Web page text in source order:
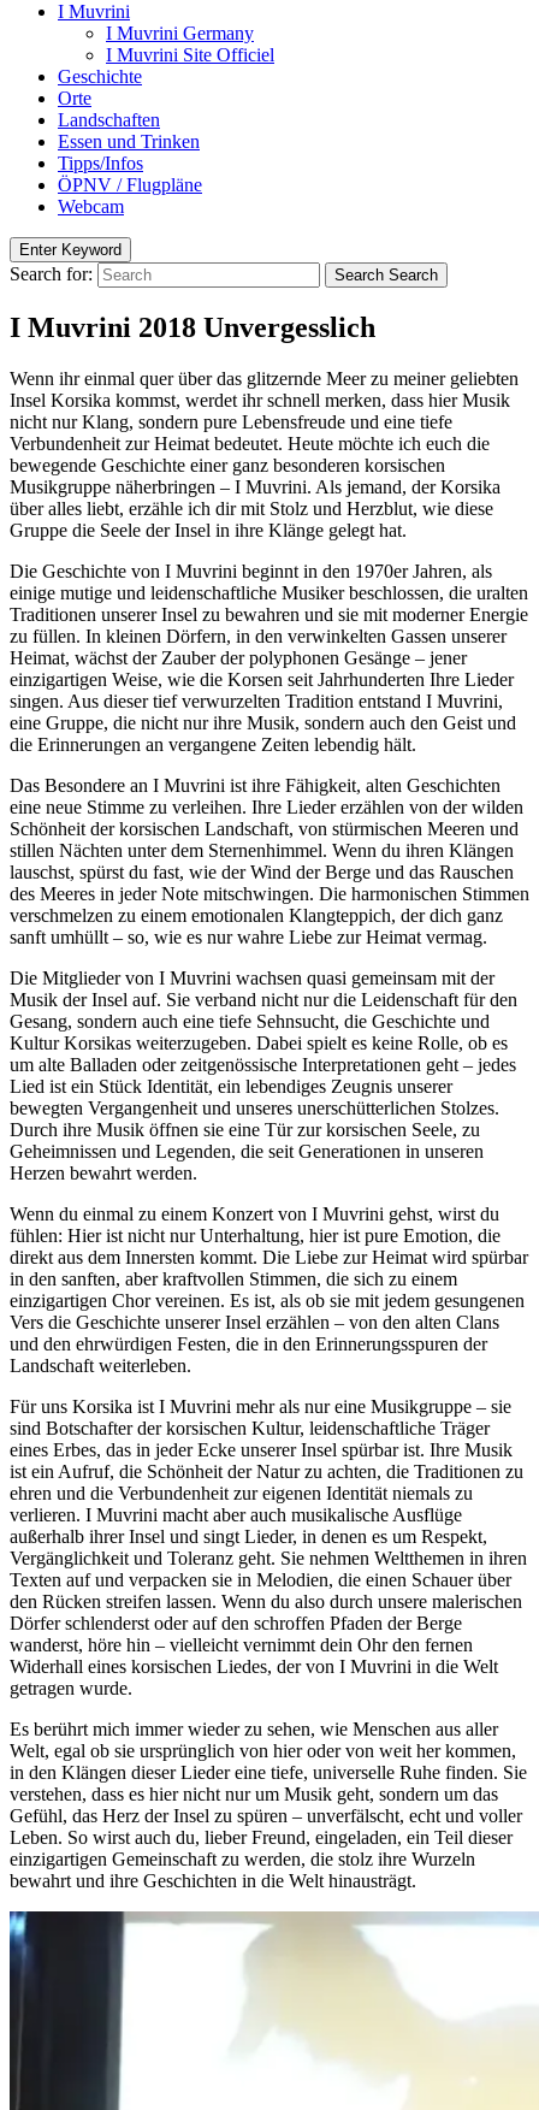
I Muvrini
I Muvrini Germany
I Muvrini Site Officiel
Geschichte
Orte
Landschaften
Essen und Trinken
Tipps/Infos
ÖPNV / Flugpläne
Webcam
Enter Keyword
Search for: Search Search
I Muvrini 2018 Unvergesslich
Wenn ihr einmal quer über das glitzernde Meer zu meiner geliebten
Insel Korsika kommst, werdet ihr schnell merken, dass hier Musik
nicht nur Klang, sondern pure Lebensfreude und eine tiefe
Verbundenheit zur Heimat bedeutet. Heute möchte ich euch die
bewegende Geschichte einer ganz besonderen korsischen
Musikgruppe näherbringen – I Muvrini. Als jemand, der Korsika
über alles liebt, erzähle ich dir mit Stolz und Herzblut, wie diese
Gruppe die Seele der Insel in ihre Klänge gelegt hat.
Die Geschichte von I Muvrini beginnt in den 1970er Jahren, als
einige mutige und leidenschaftliche Musiker beschlossen, die uralten
Traditionen unserer Insel zu bewahren und sie mit moderner Energie
zu füllen. In kleinen Dörfern, in den verwinkelten Gassen unserer
Heimat, wächst der Zauber der polyphonen Gesänge – jener
einzigartigen Weise, wie die Korsen seit Jahrhunderten Ihre Lieder
singen. Aus dieser tief verwurzelten Tradition entstand I Muvrini,
eine Gruppe, die nicht nur ihre Musik, sondern auch den Geist und
die Erinnerungen an vergangene Zeiten lebendig hält.
Das Besondere an I Muvrini ist ihre Fähigkeit, alten Geschichten
eine neue Stimme zu verleihen. Ihre Lieder erzählen von der wilden
Schönheit der korsischen Landschaft, von stürmischen Meeren und
stillen Nächten unter dem Sternenhimmel. Wenn du ihren Klängen
lauschst, spürst du fast, wie der Wind der Berge und das Rauschen
des Meeres in jeder Note mitschwingen. Die harmonischen Stimmen
verschmelzen zu einem emotionalen Klangteppich, der dich ganz
sanft umhüllt – so, wie es nur wahre Liebe zur Heimat vermag.
Die Mitglieder von I Muvrini wachsen quasi gemeinsam mit der
Musik der Insel auf. Sie verband nicht nur die Leidenschaft für den
Gesang, sondern auch eine tiefe Sehnsucht, die Geschichte und
Kultur Korsikas weiterzugeben. Dabei spielt es keine Rolle, ob es
um alte Balladen oder zeitgenössische Interpretationen geht – jedes
Lied ist ein Stück Identität, ein lebendiges Zeugnis unserer
bewegten Vergangenheit und unseres unerschütterlichen Stolzes.
Durch ihre Musik öffnen sie eine Tür zur korsischen Seele, zu
Geheimnissen und Legenden, die seit Generationen in unseren
Herzen bewahrt werden.
Wenn du einmal zu einem Konzert von I Muvrini gehst, wirst du
fühlen: Hier ist nicht nur Unterhaltung, hier ist pure Emotion, die
direkt aus dem Innersten kommt. Die Liebe zur Heimat wird spürbar
in den sanften, aber kraftvollen Stimmen, die sich zu einem
einzigartigen Chor vereinen. Es ist, als ob sie mit jedem gesungenen
Vers die Geschichte unserer Insel erzählen – von den alten Clans
und den ehrwürdigen Festen, die in den Erinnerungsspuren der
Landschaft weiterleben.
Für uns Korsika ist I Muvrini mehr als nur eine Musikgruppe – sie
sind Botschafter der korsischen Kultur, leidenschaftliche Träger
eines Erbes, das in jeder Ecke unserer Insel spürbar ist. Ihre Musik
ist ein Aufruf, die Schönheit der Natur zu achten, die Traditionen zu
ehren und die Verbundenheit zur eigenen Identität niemals zu
verlieren. I Muvrini macht aber auch musikalische Ausflüge
außerhalb ihrer Insel und singt Lieder, in denen es um Respekt,
Vergänglichkeit und Toleranz geht. Sie nehmen Weltthemen in ihren
Texten auf und verpacken sie in Melodien, die einen Schauer über
den Rücken streifen lassen. Wenn du also durch unsere malerischen
Dörfer schlenderst oder auf den schroffen Pfaden der Berge
wanderst, höre hin – vielleicht vernimmt dein Ohr den fernen
Widerhall eines korsischen Liedes, der von I Muvrini in die Welt
getragen wurde.
Es berührt mich immer wieder zu sehen, wie Menschen aus aller
Welt, egal ob sie ursprünglich von hier oder von weit her kommen,
in den Klängen dieser Lieder eine tiefe, universelle Ruhe finden. Sie
verstehen, dass es hier nicht nur um Musik geht, sondern um das
Gefühl, das Herz der Insel zu spüren – unverfälscht, echt und voller
Leben. So wirst auch du, lieber Freund, eingeladen, ein Teil dieser
einzigartigen Gemeinschaft zu werden, die stolz ihre Wurzeln
bewahrt und ihre Geschichten in die Welt hinausträgt.